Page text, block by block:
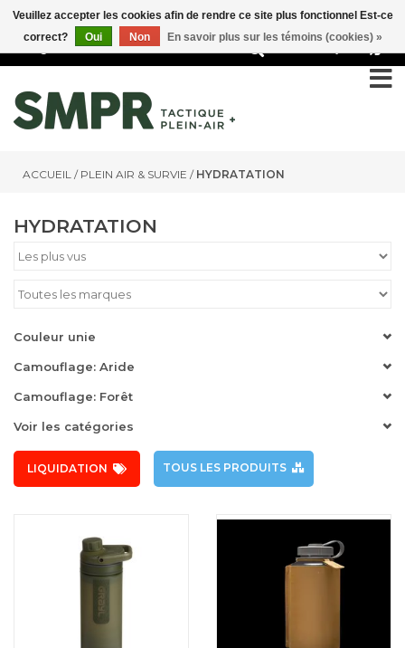
0
ACCUEIL / PLEIN AIR & SURVIE / HYDRATATION
HYDRATATION
Couleur unie
Camouflage: Aride
Camouflage: Forêt
Voir les catégories
LIQUIDATION TOUS LES PRODUITS
Veuillez accepter les cookies afin de rendre ce site plus fonctionnel Est-ce
correct?
Oui Non En savoir plus sur les témoins (cookies) »